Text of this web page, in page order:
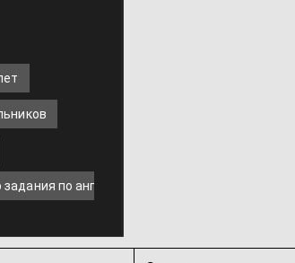
по английскому языку